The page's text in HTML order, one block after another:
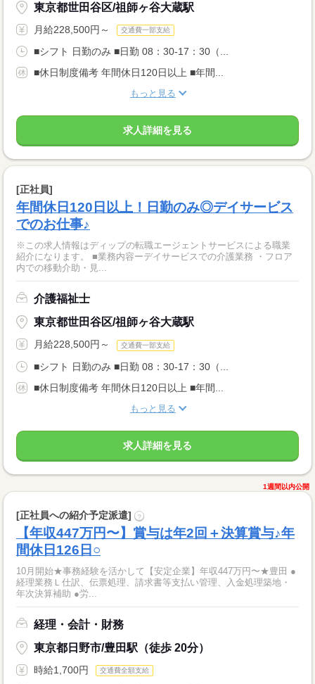
東京都世田谷区/祖師ヶ谷大蔵駅
月給228,500円～ 交通費一部支給
■シフト 日勤のみ ■日勤 08：30-17：30（...
■休日制度備考 年間休日120日以上 ■年間...
もっと見る
求人詳細を見る
[正社員]
年間休日120日以上！日勤のみ◎デイサービス
でのお仕事♪
※この求人情報はディップの転職エージェントサービスによる職業
紹介になります。 ■業務内容ーデイサービスでの介護業務 ・フロア
内での移動介助・見...
介護福祉士
東京都世田谷区/祖師ヶ谷大蔵駅
月給228,500円～ 交通費一部支給
■シフト 日勤のみ ■日勤 08：30-17：30（...
■休日制度備考 年間休日120日以上 ■年間...
もっと見る
求人詳細を見る
1週間以内公開
[正社員への紹介予定派遣] ?
【年収447万円〜】賞与は年2回＋決算賞与♪年
間休日126日○
10月開始★事務経験を活かして【安定企業】年収447万円〜★豊田 ●
経理業務Ｌ仕訳、伝票処理、請求書等支払い管理、入金処理築地・
年次決算補助 ●労...
経理・会計・財務
東京都日野市/豊田駅（徒歩 20分）
時給1,700円 交通費全額支給